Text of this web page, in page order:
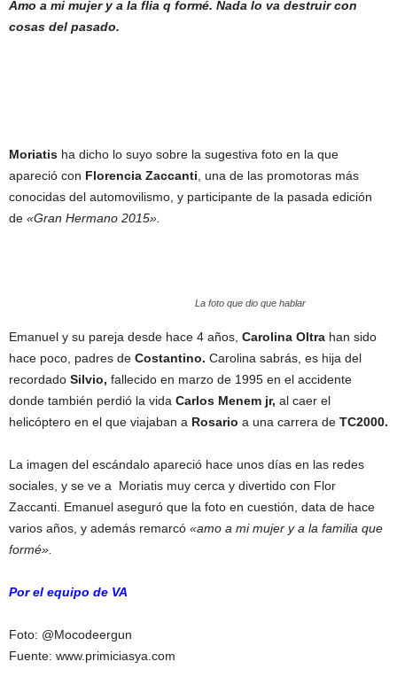
Amo a mi mujer y a la flia q formé. Nada lo va destruir con
cosas del pasado.
Moriatis ha dicho lo suyo sobre la sugestiva foto en la que
apareció con Florencia Zaccanti , una de las promotoras más
conocidas del automovilismo, y participante de la pasada edición
de «Gran Hermano 2015».
La foto que dio que hablar
Emanuel y su pareja desde hace 4 años, Carolina Oltra han sido
hace poco, padres de Costantino. Carolina sabrás, es hija del
recordado Silvio, fallecido en marzo de 1995 en el accidente
donde también perdió la vida Carlos Menem jr, al caer el
helicóptero en el que viajaban a Rosario a una carrera de TC2000.
La imagen del escándalo apareció hace unos días en las redes
sociales, y se ve a Moriatis muy cerca y divertido con Flor
Zaccanti. Emanuel aseguró que la foto en cuestión, data de hace
varios años, y además remarcó «amo a mi mujer y a la familia que
formé».
Por el equipo de VA
Foto: @Mocodeergun
Fuente: www.primiciasya.com